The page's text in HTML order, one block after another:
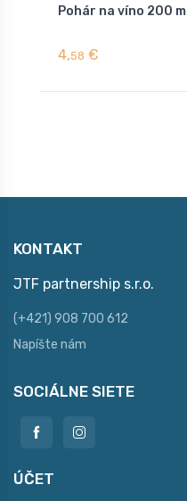
Pohár na víno 200 ml
4,58 €
KONTAKT
JTF partnership s.r.o.
(+421) 908 700 612
Napíšte nám
SOCIÁLNE SIETE
ÚČET